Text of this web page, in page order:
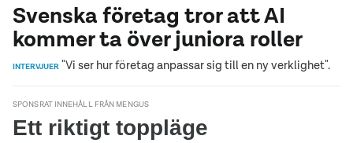
Svenska företag tror att AI
kommer ta över juniora roller
INTERVJUER "Vi ser hur företag anpassar sig till en ny verklighet".
SPONSRAT INNEHÅLL FRÅN MENGUS
Ett riktigt toppläge